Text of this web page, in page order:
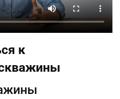
к